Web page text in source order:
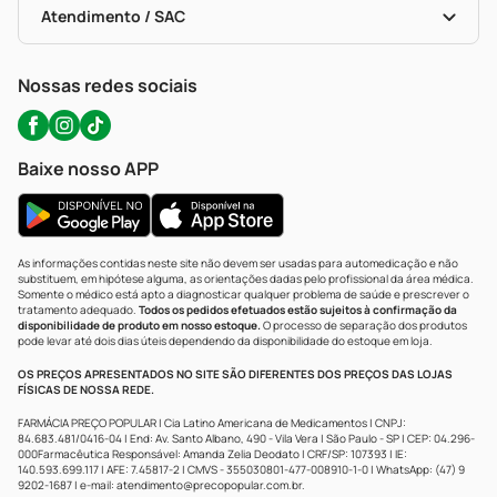
Políticas De Marketplace
Portal Da Privacidade
Atendimento / SAC
WhatsApp (47) 9202-1687
Nossas redes sociais
Baixe nosso APP
As informações contidas neste site não devem ser usadas para automedicação e não
substituem, em hipótese alguma, as orientações dadas pelo profissional da área médica.
Somente o médico está apto a diagnosticar qualquer problema de saúde e prescrever o
tratamento adequado. Todos os pedidos efetuados estão sujeitos à confirmação da
disponibilidade de produto em nosso estoque.O processo de separação dos produtos
pode levar até dois dias úteis dependendo da disponibilidade do estoque em loja.
OS PREÇOS APRESENTADOS NO SITE SÃO DIFERENTES DOS PREÇOS DAS LOJAS
FÍSICAS DE NOSSA REDE.
FARMÁCIA PREÇO POPULAR | Cia Latino Americana de Medicamentos | CNPJ:
84.683.481/0416-04 | End: Av. Santo Albano, 490 - Vila Vera | São Paulo - SP | CEP: 04.296-
000Farmacêutica Responsável: Amanda Zelia Deodato | CRF/SP: 107393 | IE:
140.593.699.117 | AFE: 7.45817-2 | CMVS - 355030801-477-008910-1-0 | WhatsApp: (47) 9
9202-1687 | e-mail: atendimento@precopopular.com.br.